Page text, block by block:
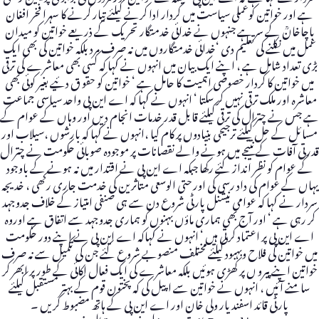
ہے اور خواتین کوعملی سیاست میں کردار ادا کرنے کیلئے تیار کرنے کا سہرا فخر افغان
باچاخانؒ کے سر ہے جنہوں نے خدائی خدمتگار تحریک کے ذریعے خواتین کو میدان
عمل میں نکلنے کی تعلیم دی ‘خدائی خدمتگاروں میں نہ صرف مرد بلکہ خواتین کی بھی ایک
بڑی تعداد شامل ہے ، اپنے ایک بیان میں انہوں نے کہا کہ کسی بھی معاشرے کی ترقی
میں خواتین کا کردار خصوصی اہمیت کا حامل ہے ‘ خواتین کو حقو ق دئیے بغیر کوئی بھی
معاشرہ اور ملک ترقی نہیں کر سکتا ‘ انہوں نے کہا کہ اے این پی واحد سیاسی جماعت
ہے جس نے چترال کی ترقی کیلئے قابل قدر خدمات انجام دیں اور وہاں کے عوام کے
مسائل کے حل کیلئے ترجیحی بنیادوں پر کام کیا ،انہوں نے کہا کہ بارشوں ،سیلاب اور
قدرتی آفات کے نتیجے میں ہونے والے نقصانات پر موجودہ صوبائی حکومت نے چترال
کے عوام کو نظر انداز کئے رکھا جبکہ اے این پی نے اقتدار میں نہ ہونے کے باوجود
یہاں کے عوام کی داد رسی کی اور حتی الوسعی متاثرین کی خدمت جاری رکھی ، خدیجہ
سردار نے کہا کہ عوامی نیشنل پارٹی شروع دن سے ہی صنفی امتیاز کے خلاف جدوجہد
کر رہی ہے ‘ اور آج بھی ہماری ماؤں بہنوں کو ہماری جدوجہد سے اتفاق ہے اوروہ
اے این پی پر اعتماد کرتی ہیں ‘ انہوں نے کہاکہ اے این پی نے اپنے دور حکومت
میں خواتین کی فلاح وبہبود کیلئے مختلف منصوبے شروع کئے جن کی تکمیل سے نہ صرف
خواتین اپنے پیرو ں پر کھڑی ہوئیں بلکہ معاشرے کی ایک فعال اکائی کے طور پر ابھر کر
سامنے آئیں ، انہوں نے خواتین سے اپیل کی کہ پختون قوم کے بہتر مستقبل کیلئے
پارٹی قائد اسفندیار ولی خان اور اے این پی کے ہاتھ مضبوط کریں ۔